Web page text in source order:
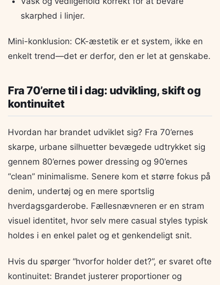
skarphed i linjer.
Mini-konklusion: CK-æstetik er et system, ikke en
enkelt trend—det er derfor, den er let at genskabe.
Fra 70’erne til i dag: udvikling, skift og
kontinuitet
Hvordan har brandet udviklet sig? Fra 70’ernes
skarpe, urbane silhuetter bevægede udtrykket sig
gennem 80’ernes power dressing og 90’ernes
“clean” minimalisme. Senere kom et større fokus på
denim, undertøj og en mere sportslig
hverdagsgarderobe. Fællesnævneren er en stram
visuel identitet, hvor selv mere casual styles typisk
holdes i en enkel palet og et genkendeligt snit.
Hvis du spørger “hvorfor holder det?”, er svaret ofte
kontinuitet: Brandet justerer proportioner og